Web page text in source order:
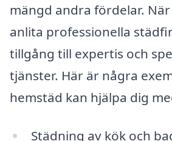
mängd andra fördelar.
anlita professionella
tillgång till expertis och
tjänster. Här är några
hemstäd kan hjälpa dig
Städning av kök och